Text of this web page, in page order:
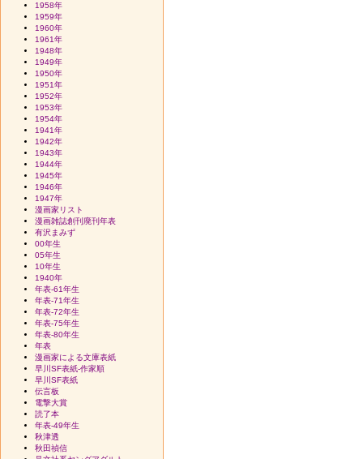
1958年
1959年
1960年
1961年
1948年
1949年
1950年
1951年
1952年
1953年
1954年
1941年
1942年
1943年
1944年
1945年
1946年
1947年
漫画家リスト
漫画雑誌創刊廃刊年表
有沢まみず
00年生
05年生
10年生
1940年
年表-61年生
年表-71年生
年表-72年生
年表-75年生
年表-80年生
年表
漫画家による文庫表紙
早川SF表紙-作家順
早川SF表紙
伝言板
電撃大賞
読了本
年表-49年生
秋津透
秋田禎信